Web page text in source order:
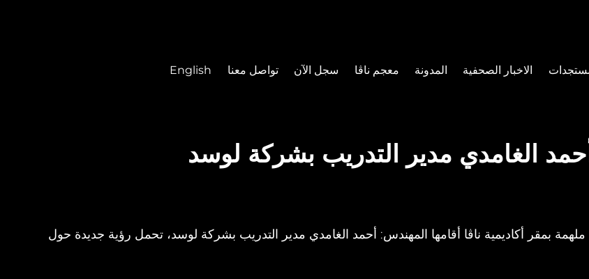
الاخبار الصحفية المدونة معجم ناڤا سجل الآن تواصل معنا English
الغامدي مدير التدريب بشركة لوسد
بمقر أكاديمية ناڤا أقامها المهندس: أحمد الغامدي مدير التدريب بشركة لوسد، تحمل رؤية جديدة حول